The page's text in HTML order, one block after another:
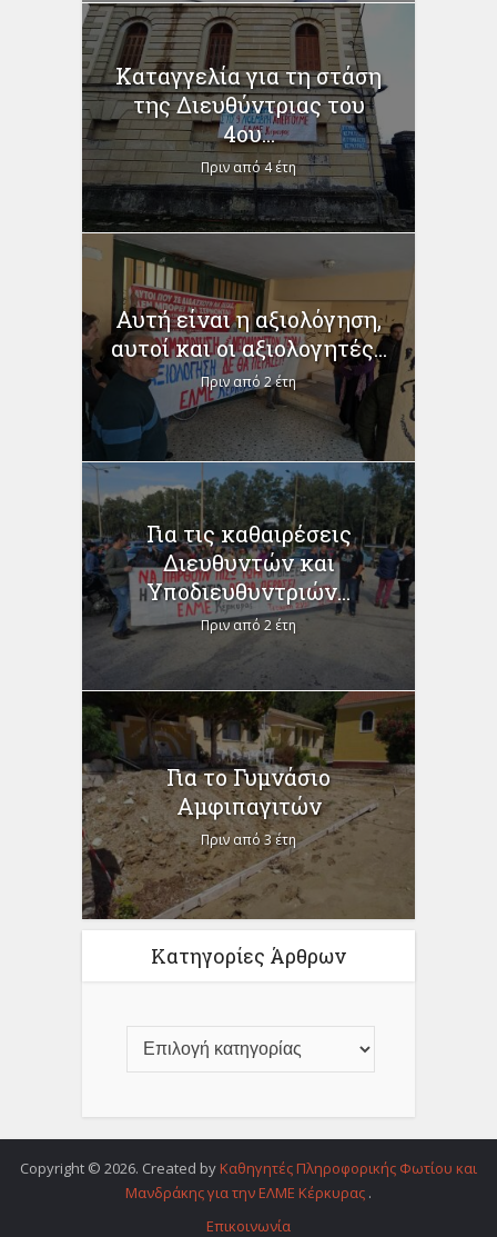
Καταγγελία για τη στάση
της Διευθύντριας του
4ου...
Πριν από 4 έτη
Αυτή είναι η αξιολόγηση,
αυτοί και οι αξιολογητές...
Πριν από 2 έτη
Για τις καθαιρέσεις
Διευθυντών και
Υποδιευθυντριών...
Πριν από 2 έτη
Για το Γυμνάσιο
Αμφιπαγιτών
Πριν από 3 έτη
Κατηγορίες Άρθρων
Copyright © 2026. Created by Καθηγητές Πληροφορικής Φωτίου και
Μανδράκης για την ΕΛΜΕ Κέρκυρας .
Επικοινωνία